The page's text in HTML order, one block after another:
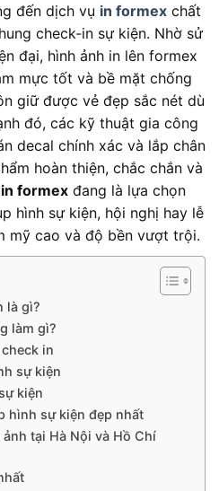
đến dịch vụ in formex chất
check-in sự kiện. Nhờ sử
đại, hình ảnh in lên formex
mực tốt và bề mặt chống
giữ được vẻ đẹp sắc nét dù
đó, các kỹ thuật gia công
decal chính xác và lắp chân
hoàn thiện, chắc chắn và
in formex đang là lựa chọn
hình sự kiện, hội nghị hay lễ
mỹ cao và độ bền vượt trội.
là gì?
làm gì?
in
sự kiện
kiện
hình sự kiện đẹp nhất
tại Hà Nội và Hồ Chí